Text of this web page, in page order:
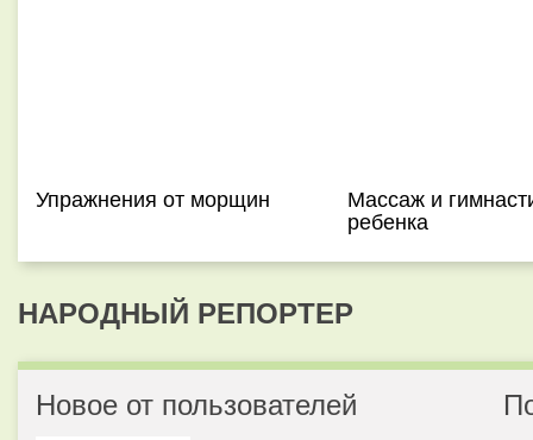
Упражнения от морщин Массаж и
ребенка
НАРОДНЫЙ РЕПОРТЕР
Новое от пользователей